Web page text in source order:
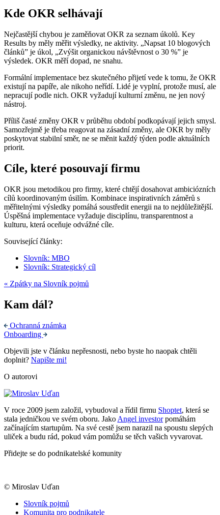
Kde OKR selhávají
Nejčastější chybou je zaměňovat OKR za seznam úkolů. Key
Results by měly měřit výsledky, ne aktivity. „Napsat 10 blogových
článků” je úkol, „Zvýšit organickou návštěvnost o 30 %” je
výsledek. OKR měří dopad, ne snahu.
Formální implementace bez skutečného přijetí vede k tomu, že OKR
existují na papíře, ale nikoho neřídí. Lidé je vyplní, protože musí, ale
nepracují podle nich. OKR vyžadují kulturní změnu, ne jen nový
nástroj.
Příliš časté změny OKR v průběhu období podkopávají jejich smysl.
Samozřejmě je třeba reagovat na zásadní změny, ale OKR by měly
poskytovat stabilní směr, ne se měnit každý týden podle aktuálních
priorit.
Cíle, které posouvají firmu
OKR jsou metodikou pro firmy, které chtějí dosahovat ambiciózních
cílů koordinovaným úsilím. Kombinace inspirativních záměrů s
měřitelnými výsledky pomáhá soustředit energii na to nejdůležitější.
Úspěšná implementace vyžaduje disciplínu, transparentnost a
kulturu, která oceňuje odvážné cíle.
Související články:
Slovník: MBO
Slovník: Strategický cíl
« Zpátky na Slovník pojmů
Kam dál?
Ochranná známka
Onboarding
Objevili jste v článku nepřesnosti, nebo byste ho naopak chtěli
doplnit? Napište mi!
O autorovi
V roce 2009 jsem založil, vybudoval a řídil firmu Shoptet, která se
stala jedničkou ve svém oboru. Jako Angel investorpomáhám
začínajícím startupům. Na své cestě jsem narazil na spoustu slepých
uliček a budu rád, pokud vám pomůžu se těch vašich vyvarovat.
Přidejte se do podnikatelské komunity
© Miroslav Uďan
Slovník pojmů
Komunita pro podnikatele